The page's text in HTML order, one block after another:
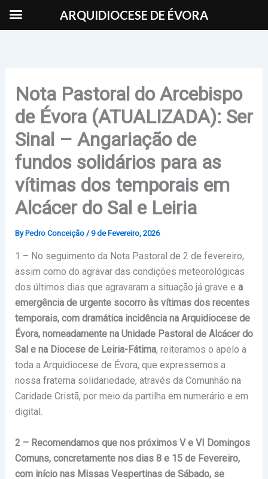
Nota Pastoral do Arcebispo
de Évora (ATUALIZADA): Ser
Sinal – Angariação de
fundos solidários para as
vítimas dos temporais em
Alcácer do Sal e Leiria
By Pedro Conceição /9 de Fevereiro, 2026
1 – No seguimento da Nota Pastoral de 2 de fevereiro,
assim como do agravar das condições meteorológicas
dos últimos dias que agravaram a situação já grave e a
emergência de urgente socorro às vítimas dos recentes
temporais, com dramática incidência na Arquidiocese de
Évora, nomeadamente na Unidade Pastoral de Alcácer do
Sal e na Diocese de Leiria-Fátima, reiteramos o apelo a
toda a Arquidiocese de Évora, que expressemos a
nossa fraterna solidariedade, através da Comunhão na
Caridade Cristã, por meio da partilha em numerário e em
digital.
2 – Recomendamos que nos próximos V e VI Domingos
Comuns, concretamente nos dias 8 e 15 de Fevereiro,
com início nas Missas Vespertinas de Sábado, se
ARQUIDIOCESE DE ÉVORA